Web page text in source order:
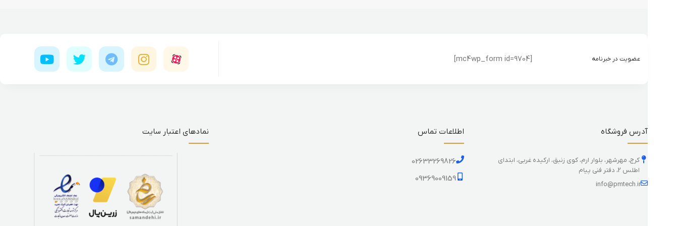
عضویت در خبرنامه [mc4wp_form id=9704]
آدرس فروشگاه
کرج، مهرشهر، بلوار ارم، کوی زنبق، ارکیده غربی، ابتدای
اطلس 2، دفتر فنی پیام
info@pmtech.ir
اطلاعات تماس
02633269826
09369009159
نمادهای اعتبار سایت